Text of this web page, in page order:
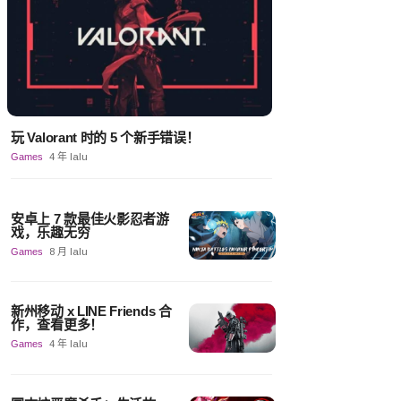
玩 Valorant 时的 5 个新手错误！
Games 4 年 lalu
安卓上 7 款最佳火影忍者游
戏，乐趣无穷
Games 8 月 lalu
新州移动 x LINE Friends 合
作，查看更多！
Games 4 年 lalu